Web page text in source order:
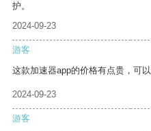
护。
2024-09-23
游客
这款加速器app的价格有点贵，可
2024-09-23
游客